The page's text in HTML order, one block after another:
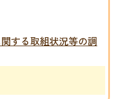
する取組状況等の調